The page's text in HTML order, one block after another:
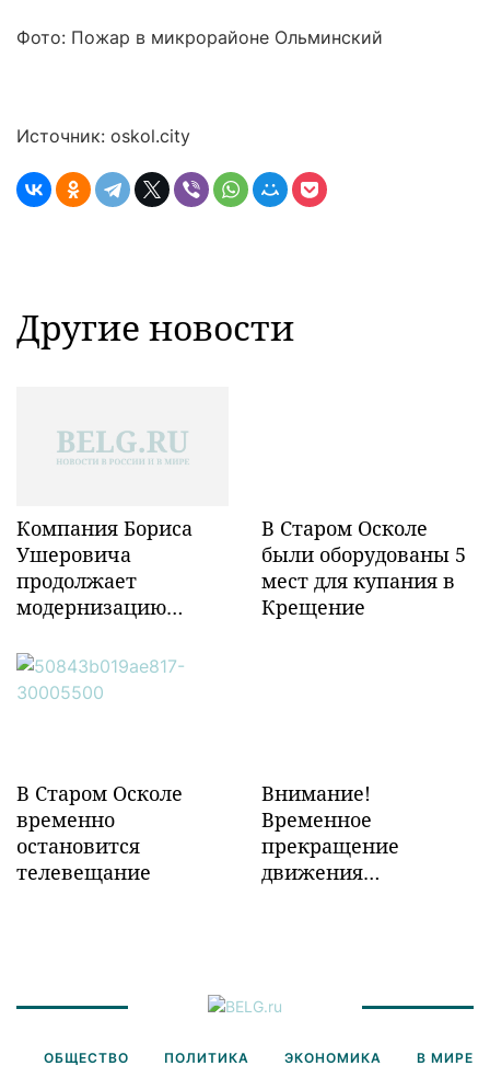
Фото: Пожар в микрорайоне Ольминский
Источник: oskol.city
Другие новости
Компания Бориса
Ушеровича
продолжает
модернизацию
инфраструктуры в
Забайкалье
В Старом Осколе
были оборудованы 5
мест для купания в
Крещение
В Старом Осколе
временно
остановится
телевещание
Внимание!
Временное
прекращение
движения
ОБЩЕСТВО ПОЛИТИКА ЭКОНОМИКА В МИРЕ